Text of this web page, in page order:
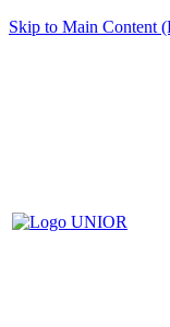
Skip to Main Content